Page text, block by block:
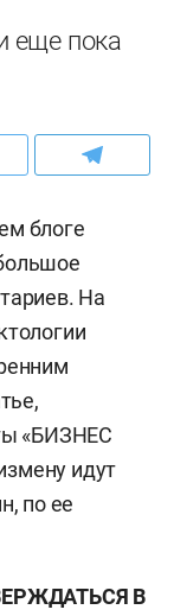
еще пока
блоге
На
«БИЗНЕС
идут
по ее
В